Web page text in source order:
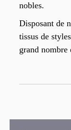
nobles.
Disposant de
tissus de
grand nombre